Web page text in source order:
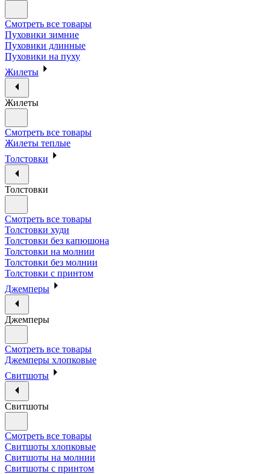
Смотреть все товары
Пуховики зимние
Пуховики длинные
Пуховики на пуху
Жилеты
Жилеты
Смотреть все товары
Жилеты теплые
Толстовки
Толстовки
Смотреть все товары
Толстовки худи
Толстовки без капюшона
Толстовки на молнии
Толстовки без молнии
Толстовки с принтом
Джемперы
Джемперы
Смотреть все товары
Джемперы хлопковые
Свитшоты
Свитшоты
Смотреть все товары
Свитшоты хлопковые
Свитшоты на молнии
Свитшоты с принтом